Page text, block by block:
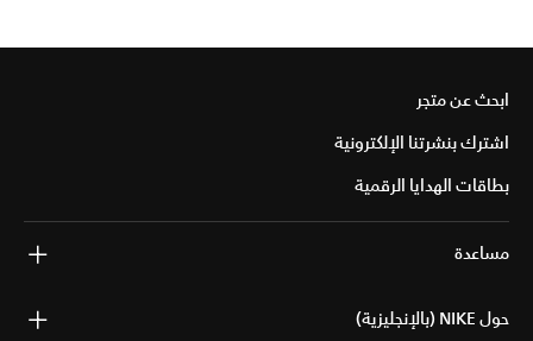
ابحث عن متجر
اشترك بنشرتنا الإلكترونية
بطاقات الهدايا الرقمية
مساعدة
حول NIKE (بالإنجليزية)